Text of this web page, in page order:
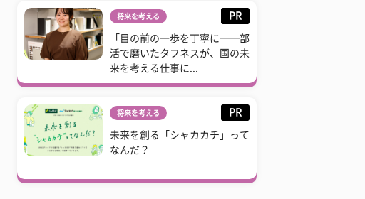
将来を考える PR
「目の前の一歩を丁寧に──部
活で磨いたタフネスが、国の未
来を考える仕事に...
将来を考える PR
未来を創る「シャカカチ」って
なんだ？